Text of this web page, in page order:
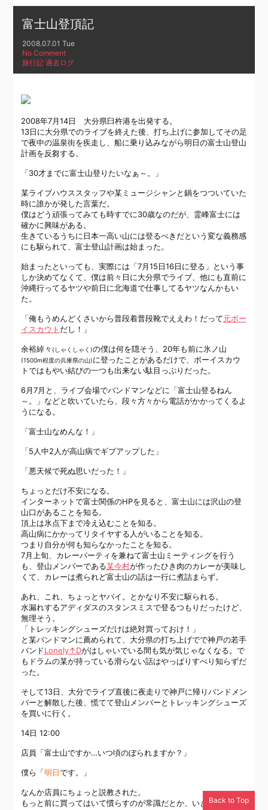
富士山登頂記
2008.07.01 Tue
No Comment
旅行記 ,過去ログ
2008年7月14日 大分県臼杵港を出発する。
13日に大分県でのライブを終えた後、打ち上げに参加してその足
で夜中の温泉街を疾走し、船に乗り込みながら明日の富士山登山
計画を反芻する。
「30才までに富士山登りたいなぁ～。」
某ライブハウススタッフや某ミュージシャンと鍋をつついていた
時に誰かが発した言葉だ。
僕はどう頑張ってみても時すでに30歳なのだが、霊峰富士には
確かに興味がある。
生きているうちに日本一高い山には登るべきだという変な義務感
にも駆られて、富士登山計画は始まった。
始まったといっても、実際には「7月15日16日に登る」という事
しか決めてなくて、僕は前々日に大分県でライブ、他にも直前に
沖縄行ってるヤツや前日に北海道で仕事してるヤツなんかもい
た。
「俺もうめんどくさいから普段着普段靴でええわ！だって元ボー
イスカウト だし！」
余裕綽々 (しゃくしゃく)の僕は何を隠そう、20年も前に氷ノ山
(1500m程度の兵庫県の山)に登ったことがあるだけで、ボーイスカウ
トではもやい結びの一つも出来ない駄目っぷりだった。
6月7月と、ライブ会場でバンドマンなどに「富士山登るねん
～。」などと吹いていたら、段々方々から電話がかかってくるよ
うになる。
「富士山なめんな！」
「5人中2人が高山病でギブアップした」
「悪天候で死ぬ思いだった！」
ちょっとだけ不安になる。
インターネットで富士関係のHPを見ると、富士山には沢山の登
山口があることを知る。
頂上は氷点下まで冷え込むことを知る。
高山病にかかってリタイヤする人がいることを知る。
つまり自分が何も知らなかったことを知る。
7月上旬、カレーパーティを兼ねて富士山ミーティングを行う
も、登山メンバーである某今村が作ったひき肉のカレーが美味し
くて、カレーは煮られど富士山の話は一行に煮詰まらず。
あれ、これ、ちょっとヤバイ。とかなり不安に駆られる。
水漏れするアディダスのスタンスミスで登るつもりだったけど、
無理そう。
「トレッキングシューズだけは絶対買っておけ！」
と某バンドマンに薦められて、大分県の打ち上げでで神戸の若手
バンドLonely↑Dがはしゃいでいる間も気が気じゃなくなる。で
もドラムの某が持っている滑らない話はやっぱりすべり知らずだ
った。
そして13日、大分でライブ直後に夜走りで神戸に帰りバンドメン
バーと解散した後、慌てて登山メンバーとトレッキングシューズ
を買いに行く。
14日 12:00
店員「富士山ですか…いつ頃のぼられますか？」
僕ら「明日です。」
なんか店員にちょっと説教された。
もっと前に買ってはいて慣らすのが常識だとか、いきなり履いた
Back to Top